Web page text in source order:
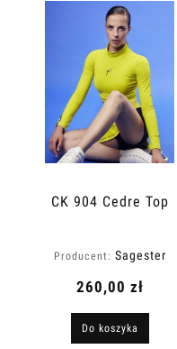
CK 904 Cedre Top
Producent: Sagester
260,00 zł
Do koszyka